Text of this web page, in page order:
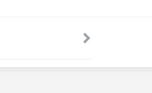
关于调整全国硕士研究生
考试科目的通知（一）